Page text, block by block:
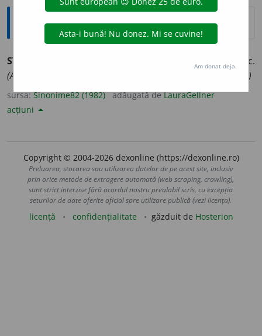
Sinonime
ST
tic.
(Atitudine ~; gest ~.)
(O cercetare ~.)
sursa:Sinonime82 (1982) adăugată deLauraGellner
acțiuni
Copyright © 2004-2026 dexonline (https://dexonline.ro)
Preluarea, stocarea sau utilizarea datelor de pe acest site, inclusiv
prin orice metode de extragere automată (web scraping, crawling),
sunt strict interzise fără acordul nostru prealabil scris, cu excepția
seturilor de date oferite oficial spre utilizare publică (vezi licența).
licență confidențialitate găzduit de Hosterion
Am donat deja.